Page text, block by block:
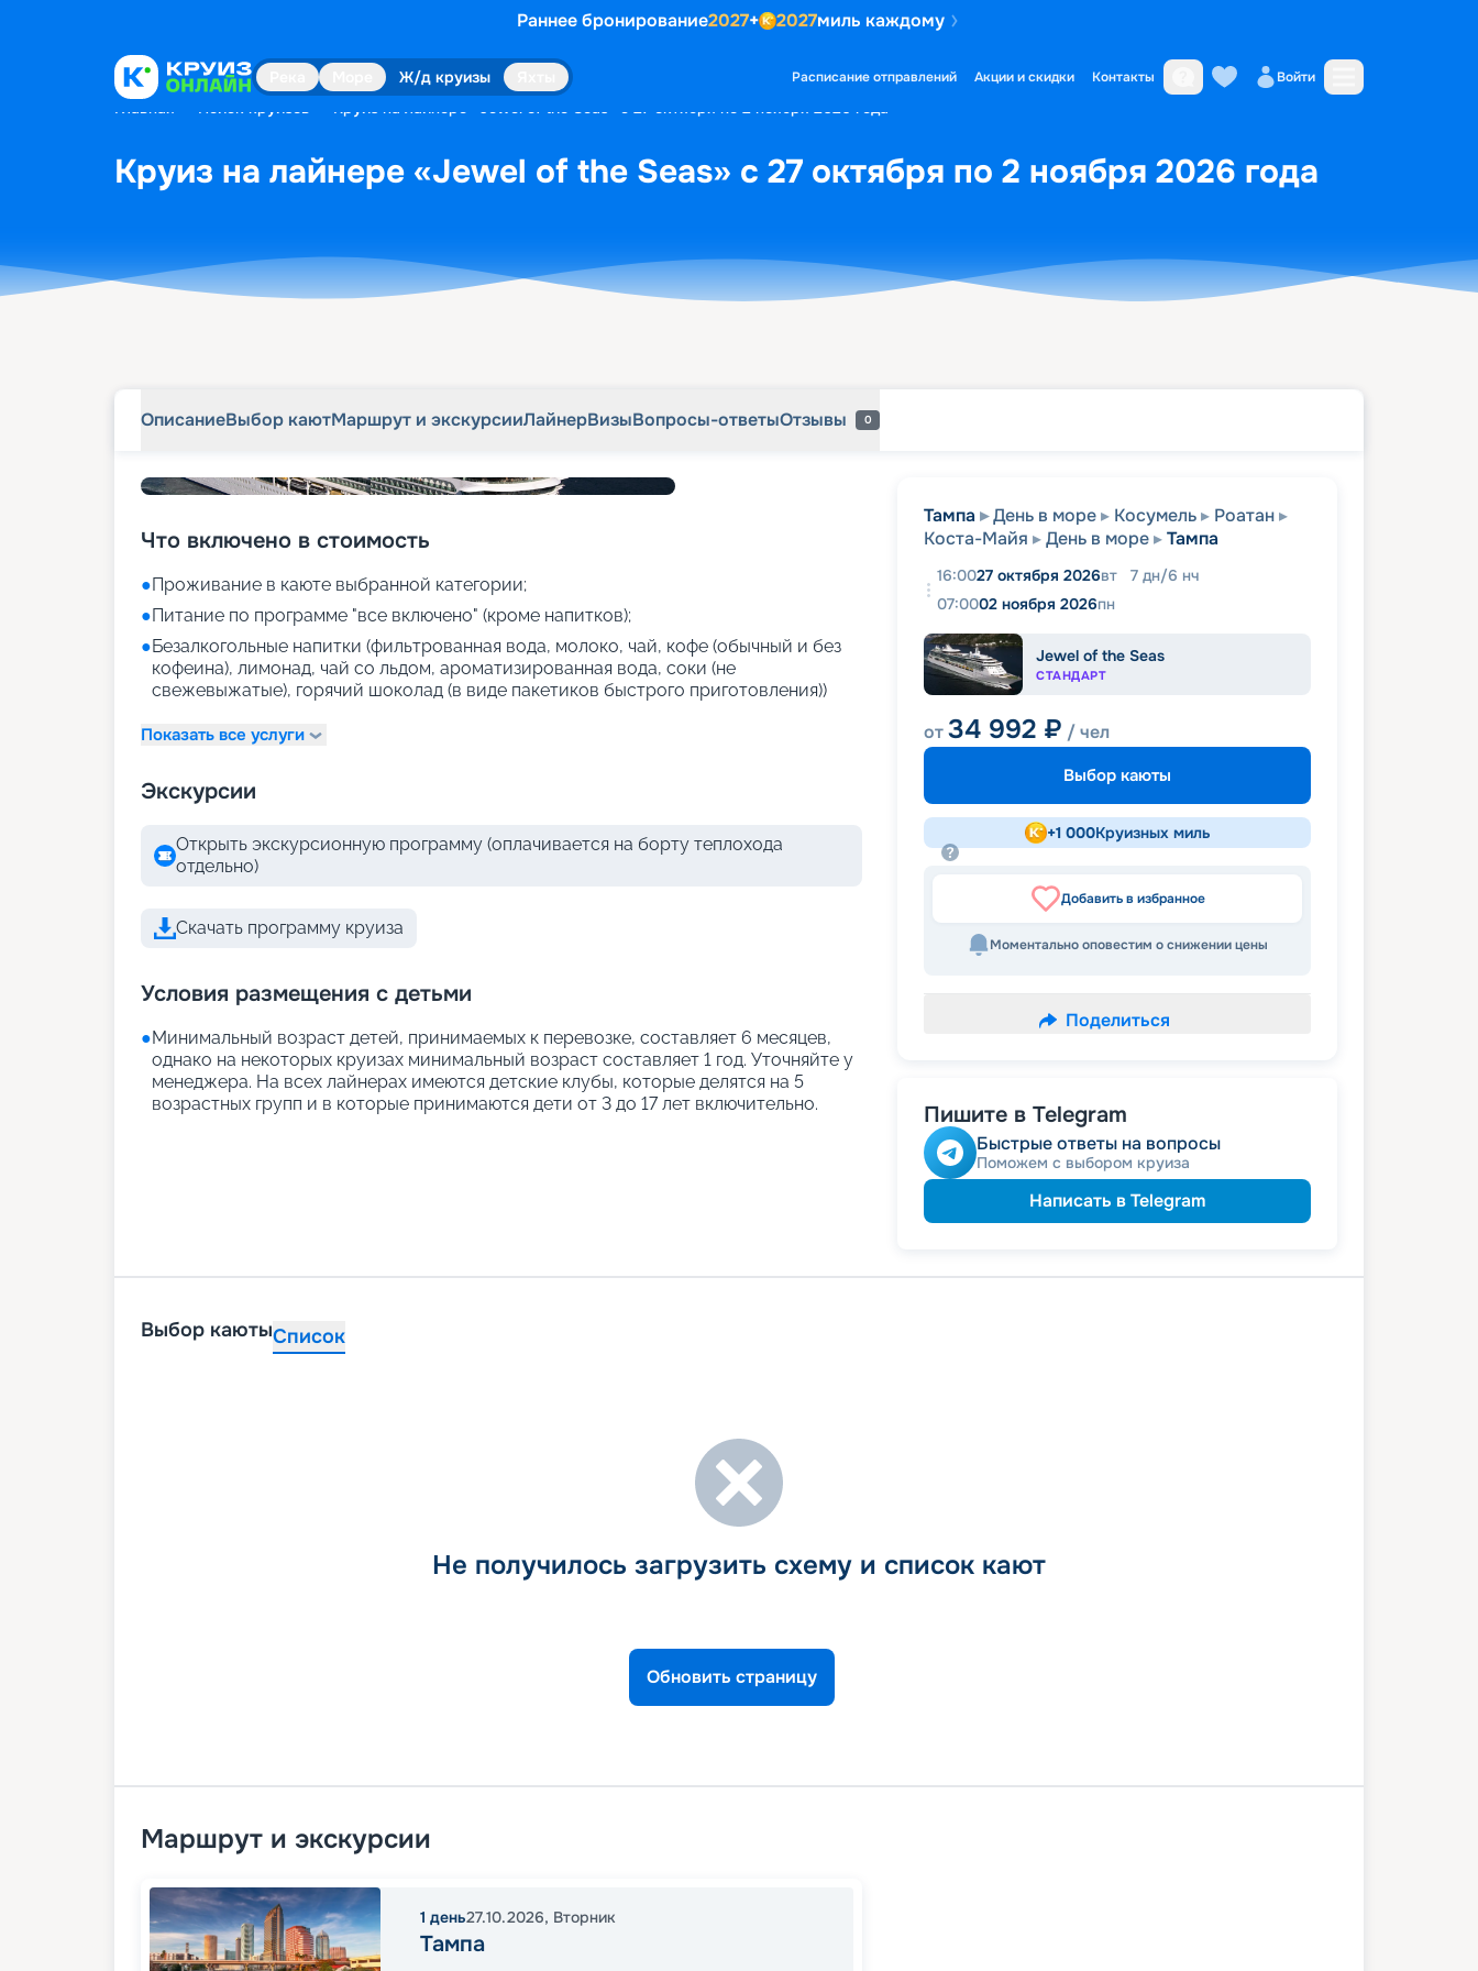
Раннее бронирование2027+ 2027миль каждому
Ж/д круизы Расписание отправлений Акции и скидки Контакты Войти
Главная Поиск круизов Круиз на лайнере «Jewel of the Seas» с 27 октября по 2 ноября 2026 года
Круиз на лайнере «Jewel of the Seas» с 27 октября по 2 ноября 2026 года
ОписаниеВыбор каютМаршрут и экскурсииЛайнерВизыВопросы-ответыОтзывы 0
Что включено в стоимость
●Проживание в каюте выбранной категории;
●Питание по программе "все включено" (кроме напитков);
●Безалкогольные напитки (фильтрованная вода, молоко, чай, кофе (обычный и без
кофеина), лимонад, чай со льдом, ароматизированная вода, соки (не
свежевыжатые), горячий шоколад (в виде пакетиков быстрого приготовления))
Показать все услуги
Экскурсии
Открыть экскурсионную программу (оплачивается на борту теплохода
отдельно)
Скачать программу круиза
Условия размещения с детьми
●Минимальный возраст детей, принимаемых к перевозке, составляет 6 месяцев,
однако на некоторых круизах минимальный возраст составляет 1 год. Уточняйте у
менеджера. На всех лайнерах имеются детские клубы, которые делятся на 5
возрастных групп и в которые принимаются дети от 3 до 17 лет включительно.
Тампа День в море Косумель
Роатан
Коста-Майя
День в море Тампа
16:0027 октября 2026вт 7 дн/6 нч
07:0002 ноября 2026пн
Jewel of the Seas
СТАНДАРТ
от34 992 ₽ / чел
Выбор каюты
+1 000Круизных миль
Добавить в избранное
Моментально оповестим о снижении цены
Поделиться
Пишите в Telegram
Быстрые ответы на вопросы
Поможем с выбором круиза
Написать в Telegram
Выбор каютыСписок
Не получилось загрузить схему и список кают
Обновить страницу
Маршрут и экскурсии
1 день27.10.2026, Вторник
Тампа